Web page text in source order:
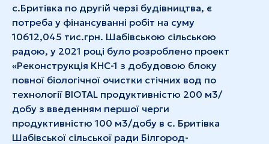
с.Бритівка по другій черзі будівництва, є
потреба у фінансуванні робіт на суму
10612,045 тис.грн. Шабівською сільською
радою, у 2021 році було розроблено проект
«Реконструкція КНС-1 з добудовою блоку
повної біологічної очистки стічних вод по
технології ВІОТАL продуктивністю 200 м3/
добу з введенням першої черги
продуктивністю 100 м3/добу в с. Бритівка
Шабівської сільської ради Білгород-